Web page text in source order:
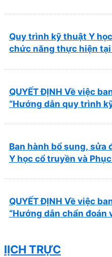
Quy trình kỹ thuật Y
chức năng thực hiện tại
QUYẾT ĐỊNH Về việc
“Hướng dẫn quy trình
Ban hành bổ sung, sửa
Y học cổ truyền và
QUYẾT ĐỊNH Về việc
“Hướng dẫn chẩn đoán
lỊCH TRỰC